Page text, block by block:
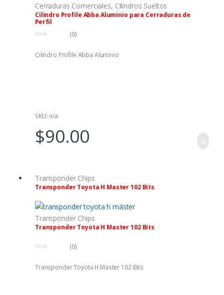
Cerraduras Comerciales, Cilindros Sueltos
Cilindro Profile Abba Aluminio para Cerraduras de
Perfil
u
(0)
Cilindro Profile Abba Aluminio
SKU: n/a
$90.00
Transponder Chips
Transponder Toyota H Master 102 Bits
Transponder Chips
Transponder Toyota H Master 102 Bits
u
(0)
Transponder Toyota H Master 102 Bits